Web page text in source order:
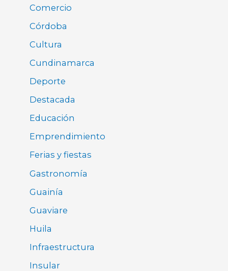
Comercio
Córdoba
Cultura
Cundinamarca
Deporte
Destacada
Educación
Emprendimiento
Ferias y fiestas
Gastronomía
Guainía
Guaviare
Huila
Infraestructura
Insular